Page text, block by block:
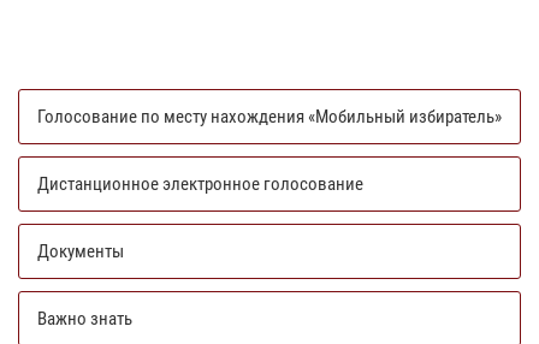
Голосование по месту нахождения «Мобильный избиратель»
Дистанционное электронное голосование
Документы
Важно знать